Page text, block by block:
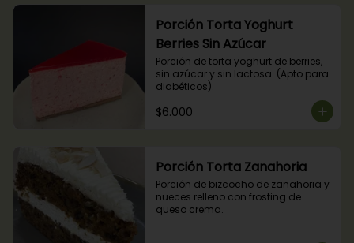
Porción Torta Yoghurt
Berries Sin Azúcar
Porción de torta yoghurt de berries,
sin azúcar y sin lactosa. (Apto para
diabéticos).
$6.000
Porción Torta Zanahoria
Porción de bizcocho de zanahoria y
nueces relleno con frosting de
queso crema.